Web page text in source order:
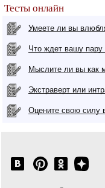
Тесты онлайн
Умеете ли вы
Что ждет вашу
Мыслите ли вы как
Экстраверт или
Оцените свою силу